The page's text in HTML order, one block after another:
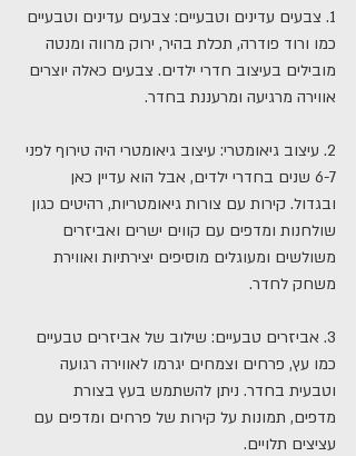
1. צבעים עדינים וטבעיים: צבעים עדינים וטבעיים
כמו ורוד פודרה, תכלת בהיר, ירוק מרווה ומנטה
מובילים בעיצוב חדרי ילדים. צבעים כאלה יוצרים
אווירה מרגיעה ומרעננת בחדר.
2. עיצוב גיאומטרי: עיצוב גיאומטרי היה טירוף לפני
6-7 שנים בחדרי ילדים, אבל הוא עדיין כאן
ובגדול. קירות עם צורות גיאומטריות, רהיטים כגון
שולחנות ומדפים עם קווים ישרים ואביזרים
משולשים ומעוגלים מוסיפים יצירתיות ואווירת
משחק לחדר.
3. אביזרים טבעיים: שילוב של אביזרים טבעיים
כמו עץ, פרחים וצמחים יגרמו לאווירה רגועה
וטבעית בחדר. ניתן להשתמש בעץ בצורת
מדפים, תמונות על קירות של פרחים ומדפים עם
עציצים תלויים.